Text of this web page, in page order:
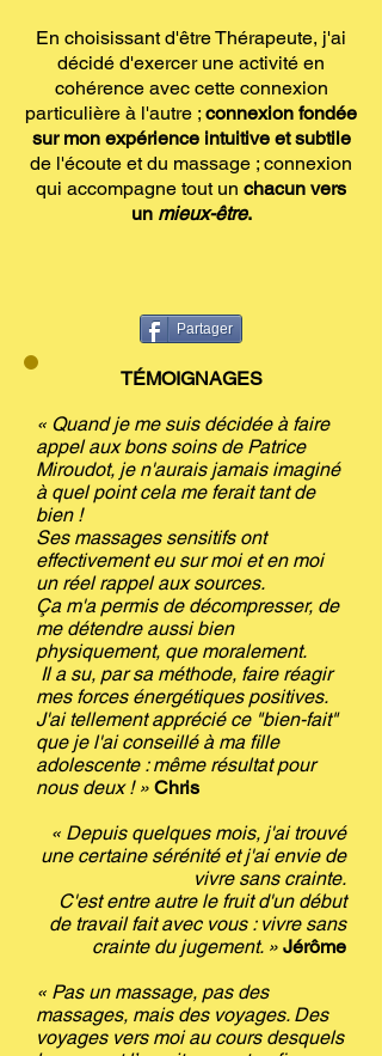
En choisissant d'être Thérapeute, j'ai
décidé d'exercer une activité en
cohérence avec cette connexion
particulière à l'autre ; connexion fondée
sur mon expérience intuitive et subtile
de l'écoute et du massage ; connexion
qui accompagne tout un chacun vers
un mieux-être.
Partager
TÉMOIGNAGES
« Quand je me suis décidée à faire
appel aux bons soins de Patrice
Miroudot, je n'aurais jamais imaginé
à quel point cela me ferait tant de
bien !
Ses massages sensitifs ont
effectivement eu sur moi et en moi
un réel rappel aux sources.
Ça m'a permis de décompresser, de
me détendre aussi bien
physiquement, que moralement.
Il a su, par sa méthode, faire réagir
mes forces énergétiques positives.
J'ai tellement apprécié ce "bien-fait"
que je l'ai conseillé à ma fille
adolescente : même résultat pour
nous deux ! » Chris
« Depuis quelques mois, j'ai trouvé
une certaine sérénité et j'ai envie de
vivre sans crainte.
C'est entre autre le fruit d'un début
de travail fait avec vous : vivre sans
crainte du jugement. » Jérôme
« Pas un massage, pas des
massages, mais des voyages. Des
voyages vers moi au cours desquels